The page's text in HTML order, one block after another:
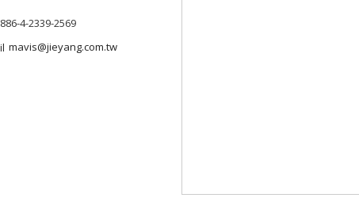
886-4-2339-2569
mavis@jieyang.com.tw